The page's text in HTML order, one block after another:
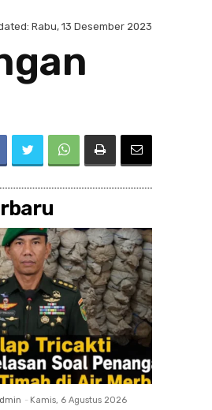
Rabu, 13 Desember 2023
- Kamis, 6 Agustus 2026